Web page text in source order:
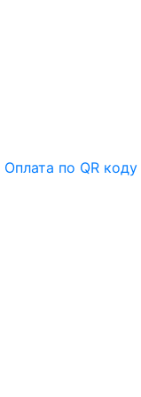
Оплата по QR коду